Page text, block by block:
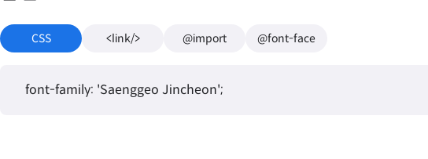
CSS <link/> @import @font-face
font-family: 'Saenggeo Jincheon';